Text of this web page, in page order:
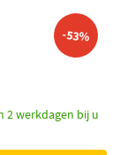
-53%
2 werkdagen bij u